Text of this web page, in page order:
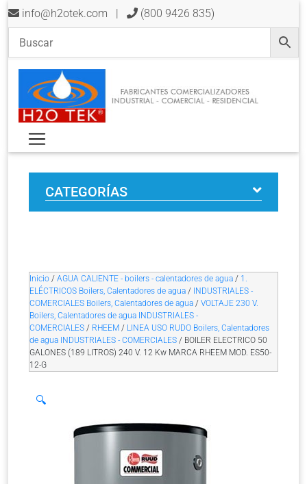
info@h2otek.com | (800 9426 835)
CATEGORÍAS
Inicio / AGUA CALIENTE - boilers - calentadores de agua / 1.
ELÉCTRICOS Boilers, Calentadores de agua / INDUSTRIALES -
COMERCIALES Boilers, Calentadores de agua / VOLTAJE 230 V.
Boilers, Calentadores de agua INDUSTRIALES -
COMERCIALES / RHEEM / LINEA USO RUDO Boilers, Calentadores
de agua INDUSTRIALES - COMERCIALES / BOILER ELECTRICO 50
GALONES (189 LITROS) 240 V. 12 Kw MARCA RHEEM MOD. ES50-
12-G
🔍